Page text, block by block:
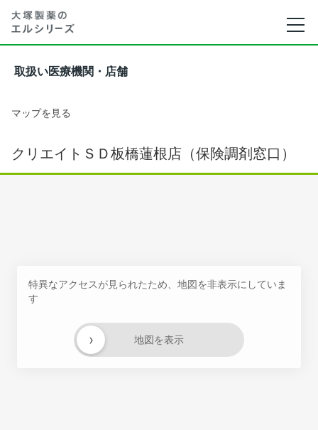
取扱い医療機関・店舗
マップを見る
クリエイトＳＤ板橋蓮根店（保険調剤窓口）
特異なアクセスが見られたため、地図を非表示にしていま
す
地図を表示
›